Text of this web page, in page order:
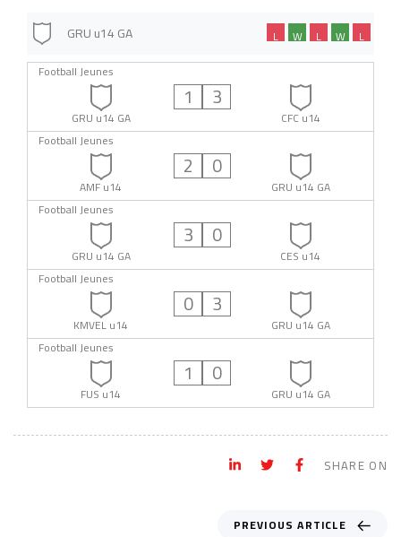
GRU u14 GA L
W
L
W
L
Football Jeunes
GRU u14 GA
1 3
CFC u14
Football Jeunes
AMF u14
2 0
GRU u14 GA
Football Jeunes
GRU u14 GA
3 0
CES u14
Football Jeunes
KMVEL u14
0 3
GRU u14 GA
Football Jeunes
FUS u14
1 0
GRU u14 GA
SHARE ON
PREVIOUS ARTICLE